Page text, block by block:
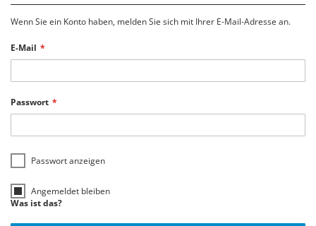
Wenn Sie ein Konto haben, melden Sie sich mit Ihrer E-Mail-Adresse an.
E-Mail
Passwort
Passwort anzeigen
Angemeldet bleiben
Was ist das?